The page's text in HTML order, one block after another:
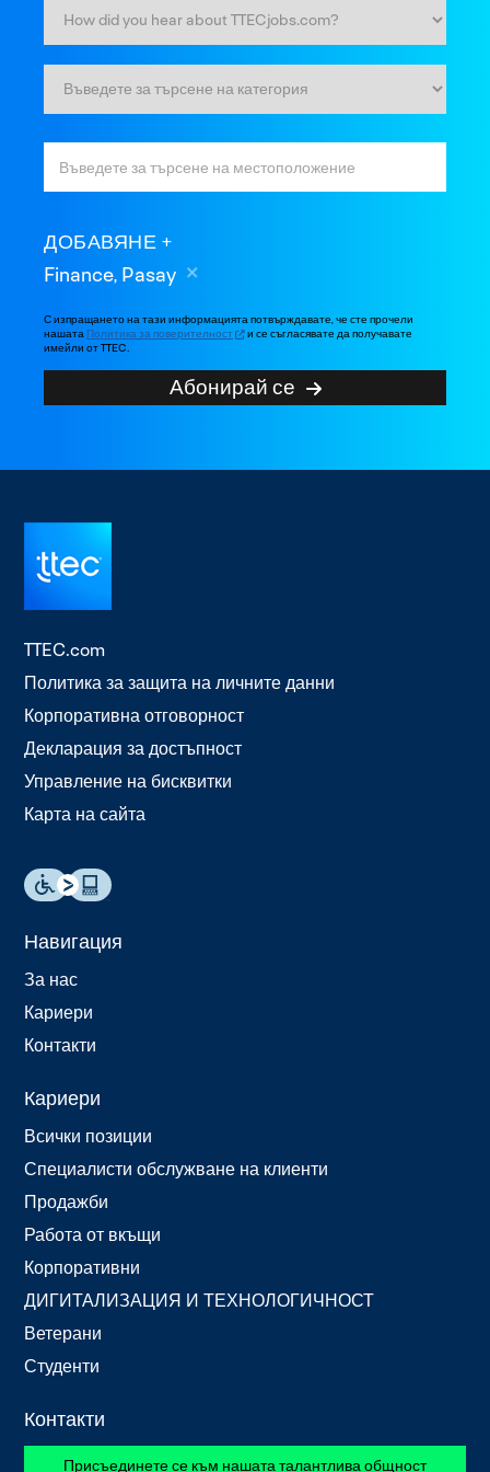
ДОБАВЯНЕ
Finance, Pasay
С изпращането на тази информацията потвърждавате, че сте прочели
нашата Политика за поверителност
и се съгласявате да получавате
имейли от TTEC.
Абонирай се
TTEC.com
Политика за защита на личните данни
Корпоративна отговорност
Декларация за достъпност
Управление на бисквитки
Карта на сайта
Навигация
За нас
Кариери
Контакти
Кариери
Всички позиции
Специалисти обслужване на клиенти
Продажби
Работа от вкъщи
Корпоративни
ДИГИТАЛИЗАЦИЯ И ТЕХНОЛОГИЧНОСТ
Ветерани
Студенти
Контакти
Присъединете се към нашата талантлива общност